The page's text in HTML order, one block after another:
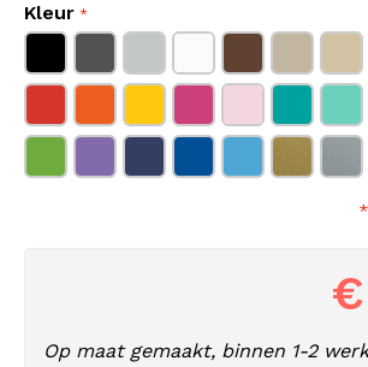
Kleur
Op maat gemaakt, binnen 1-2